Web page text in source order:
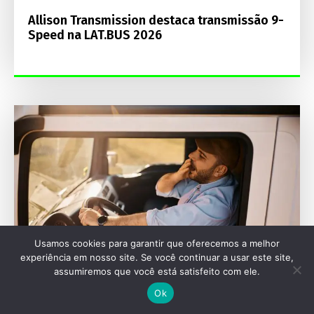
Allison Transmission destaca transmissão 9-
Speed na LAT.BUS 2026
Usamos cookies para garantir que oferecemos a melhor
experiência em nosso site. Se você continuar a usar este site,
assumiremos que você está satisfeito com ele.
Ok